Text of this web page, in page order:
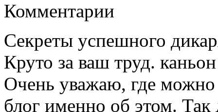
Комментарии
Секреты успешного
Круто за ваш труд.
Очень уважаю, где
блог именно об этом. Так